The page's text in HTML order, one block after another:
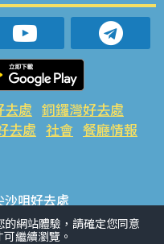
去處 銅鑼灣好去處
去處 社會 餐廳情報
沙咀好去處
去處 旺角好去處 社會
網站體驗，請確定您同意
可繼續瀏覽。